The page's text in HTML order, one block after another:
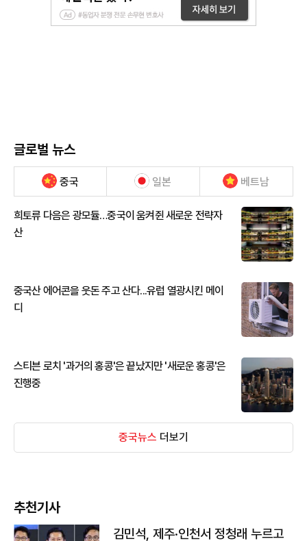
글로벌 뉴스
중국 일본 베트남
희토류 다음은 광모듈…중국이 움켜쥔 새로운 전략자
산
중국산 에어콘을 웃돈 주고 산다...유럽 열광시킨 메이
디
스티븐 로치 '과거의 홍콩'은 끝났지만 '새로운 홍콩'은
진행중
중국뉴스 더보기
추천기사
김민석, 제주·인천서 정청래 누르고